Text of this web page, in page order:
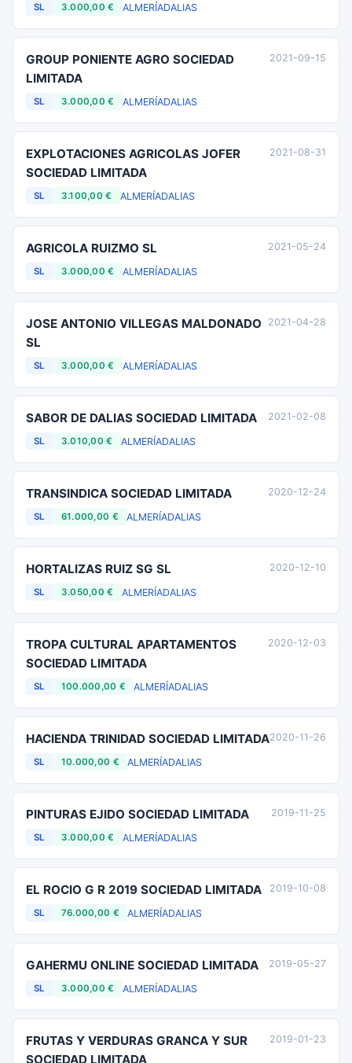
SL 3.000,00 € ALMERÍADALIAS
GROUP PONIENTE AGRO SOCIEDAD
LIMITADA
SL 3.000,00 € ALMERÍADALIAS
2021-09-15
EXPLOTACIONES AGRICOLAS JOFER
SOCIEDAD LIMITADA
SL 3.100,00 € ALMERÍADALIAS
2021-08-31
AGRICOLA RUIZMO SL
SL 3.000,00 € ALMERÍADALIAS
2021-05-24
JOSE ANTONIO VILLEGAS MALDONADO
SL
SL 3.000,00 € ALMERÍADALIAS
2021-04-28
SABOR DE DALIAS SOCIEDAD LIMITADA
SL 3.010,00 € ALMERÍADALIAS
2021-02-08
TRANSINDICA SOCIEDAD LIMITADA
SL 61.000,00 € ALMERÍADALIAS
2020-12-24
HORTALIZAS RUIZ SG SL
SL 3.050,00 € ALMERÍADALIAS
2020-12-10
TROPA CULTURAL APARTAMENTOS
SOCIEDAD LIMITADA
SL 100.000,00 € ALMERÍADALIAS
2020-12-03
HACIENDA TRINIDAD SOCIEDAD LIMITADA
SL 10.000,00 € ALMERÍADALIAS
2020-11-26
PINTURAS EJIDO SOCIEDAD LIMITADA
SL 3.000,00 € ALMERÍADALIAS
2019-11-25
EL ROCIO G R 2019 SOCIEDAD LIMITADA
SL 76.000,00 € ALMERÍADALIAS
2019-10-08
GAHERMU ONLINE SOCIEDAD LIMITADA
SL 3.000,00 € ALMERÍADALIAS
2019-05-27
FRUTAS Y VERDURAS GRANCA Y SUR
SOCIEDAD LIMITADA
2019-01-23